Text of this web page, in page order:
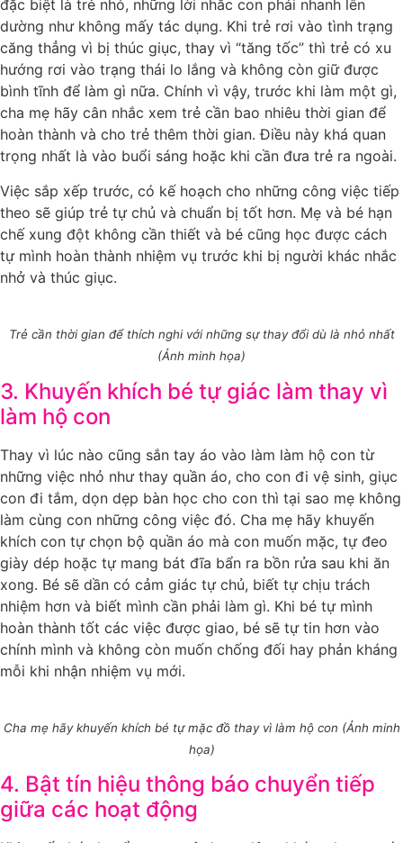
đặc biệt là trẻ nhỏ, những lời nhắc con phải nhanh lên
dường như không mấy tác dụng. Khi trẻ rơi vào tình trạng
căng thẳng vì bị thúc giục, thay vì “tăng tốc” thì trẻ có xu
hướng rơi vào trạng thái lo lắng và không còn giữ được
bình tĩnh để làm gì nữa. Chính vì vậy, trước khi làm một gì,
cha mẹ hãy cân nhắc xem trẻ cần bao nhiêu thời gian để
hoàn thành và cho trẻ thêm thời gian. Điều này khá quan
trọng nhất là vào buổi sáng hoặc khi cần đưa trẻ ra ngoài.
Việc sắp xếp trước, có kế hoạch cho những công việc tiếp
theo sẽ giúp trẻ tự chủ và chuẩn bị tốt hơn. Mẹ và bé hạn
chế xung đột không cần thiết và bé cũng học được cách
tự mình hoàn thành nhiệm vụ trước khi bị người khác nhắc
nhở và thúc giục.
Trẻ cần thời gian để thích nghi với những sự thay đổi dù là nhỏ nhất
(Ảnh minh họa)
3. Khuyến khích bé tự giác làm thay vì
làm hộ con
Thay vì lúc nào cũng sắn tay áo vào làm làm hộ con từ
những việc nhỏ như thay quần áo, cho con đi vệ sinh, giục
con đi tắm, dọn dẹp bàn học cho con thì tại sao mẹ không
làm cùng con những công việc đó. Cha mẹ hãy khuyến
khích con tự chọn bộ quần áo mà con muốn mặc, tự đeo
giày dép hoặc tự mang bát đĩa bẩn ra bồn rửa sau khi ăn
xong. Bé sẽ dần có cảm giác tự chủ, biết tự chịu trách
nhiệm hơn và biết mình cần phải làm gì. Khi bé tự mình
hoàn thành tốt các việc được giao, bé sẽ tự tin hơn vào
chính mình và không còn muốn chống đối hay phản kháng
mỗi khi nhận nhiệm vụ mới.
Cha mẹ hãy khuyến khích bé tự mặc đồ thay vì làm hộ con (Ảnh minh
họa)
4. Bật tín hiệu thông báo chuyển tiếp
giữa các hoạt động